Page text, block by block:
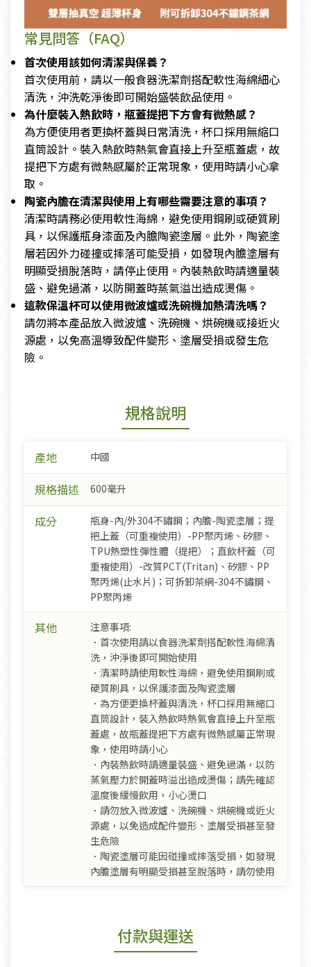
常見問答（FAQ）
首次使用該如何清潔與保養？
首次使用前，請以一般食器洗潔劑搭配軟性海綿細心
清洗，沖洗乾淨後即可開始盛裝飲品使用。
為什麼裝入熱飲時，瓶蓋提把下方會有微熱感？
為方便使用者更換杯蓋與日常清洗，杯口採用無縮口
直筒設計。裝入熱飲時熱氣會直接上升至瓶蓋處，故
提把下方處有微熱感屬於正常現象，使用時請小心拿
取。
陶瓷內膽在清潔與使用上有哪些需要注意的事項？
清潔時請務必使用軟性海綿，避免使用鋼刷或硬質刷
具，以保護瓶身漆面及內膽陶瓷塗層。此外，陶瓷塗
層若因外力碰撞或摔落可能受損，如發現內膽塗層有
明顯受損脫落時，請停止使用。內裝熱飲時請適量裝
盛、避免過滿，以防開蓋時蒸氣溢出造成燙傷。
這款保溫杯可以使用微波爐或洗碗機加熱清洗嗎？
請勿將本產品放入微波爐、洗碗機、烘碗機或接近火
源處，以免高溫導致配件變形、塗層受損或發生危
險。
規格說明
產地 中國
規格描述 600毫升
成分
瓶身-內/外304不鏽鋼；內膽-陶瓷塗層；提
把上蓋（可重複使用）-PP聚丙烯、矽膠、
TPU熱塑性彈性體（提把）；直飲杯蓋（可
重複使用）-改質PCT(Tritan)、矽膠、PP
聚丙烯(止水片)；可拆卸茶網-304不鏽鋼、
PP聚丙烯
其他
注意事項:
．首次使用請以食器洗潔劑搭配軟性海綿清
洗，沖淨後即可開始使用
．清潔時請使用軟性海綿，避免使用鋼刷或
硬質刷具，以保護漆面及陶瓷塗層
．為方便更換杯蓋與清洗，杯口採用無縮口
直筒設計，裝入熱飲時熱氣會直接上升至瓶
蓋處，故瓶蓋提把下方處有微熱感屬正常現
象，使用時請小心
．內裝熱飲時請適量裝盛、避免過滿，以防
蒸氣壓力於開蓋時溢出造成燙傷；請先確認
溫度後緩慢飲用，小心燙口
．請勿放入微波爐、洗碗機、烘碗機或近火
源處，以免造成配件變形、塗層受損甚至發
生危險
．陶瓷塗層可能因碰撞或摔落受損，如發現
內膽塗層有明顯受損甚至脫落時，請勿使用
付款與運送